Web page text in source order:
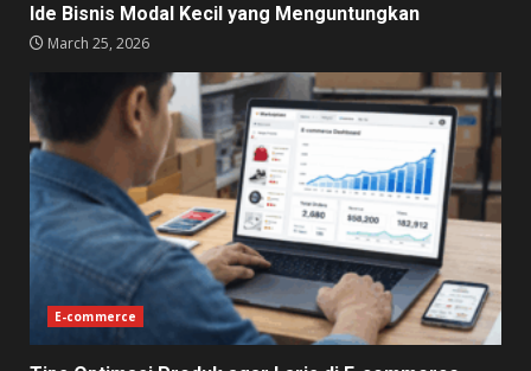
Ide Bisnis Modal Kecil yang Menguntungkan
March 25, 2026
E-commerce